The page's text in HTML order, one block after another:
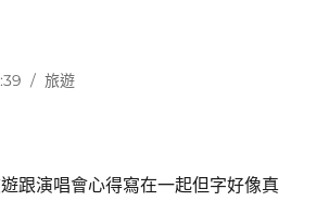
跟演唱會心得寫在一起但字好像真
分
旅遊